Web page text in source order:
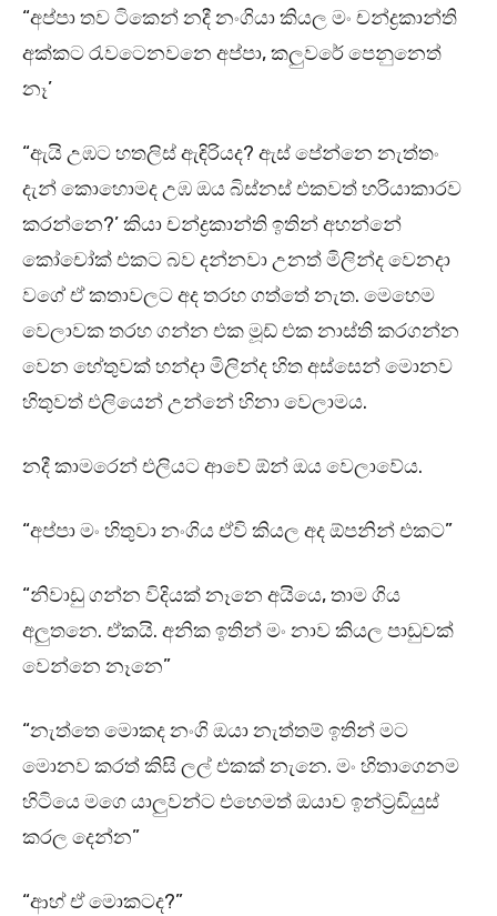
“අප්පා තව ටිකෙන් නදී නංගියා කියල මං චන්ද්‍රකාන්ති
අක්කට රැවටෙනවනෙ අප්පා, කලුවරේ පෙනුනෙත්
නෑ’
“ඇයි උඹට හතලිස් ඇඳිරියද? ඇස් පේන්නෙ නැත්තං
දැන් කොහොමද උඹ ඔය බිස්නස් එකවත් හරියාකාරව
කරන්නෙ?’ කියා චන්ද්‍රකාන්ති ඉතින් අහන්නේ
කෝචෝක් එකට බව දන්නවා උනත් මිලින්ද වෙනදා
වගේ ඒ කතාවලට අද තරහ ගත්තේ නැත. මෙහෙම
වෙලාවක තරහ ගන්න එක මූඩ් එක නාස්ති කරගන්න
වෙන හේතුවක් හන්දා මිලින්ද හිත අස්සෙන් මොනව
හිතුවත් එලියෙන් උන්නේ හිනා වෙලාමය.
නදී කාමරෙන් එලියට ආවේ ඕන් ඔය වෙලාවේය.
“අප්පා මං හිතුවා නංගිය ඒවි කියල අද ඕපනින් එකට”
“නිවාඩු ගන්න විදියක් නෑනෙ අයියෙ, තාම ගිය
අලුතනෙ. ඒකයි. අනික ඉතින් මං නාව කියල පාඩුවක්
වෙන්නෙ නෑනෙ”
“නැත්තෙ මොකද නංගි ඔයා නැත්තම් ඉතින් මට
මොනව කරත් කිසි ලල් එකක් නැනෙ. මං හිතාගෙනම
හිටියෙ මගෙ යාලුවන්ට එහෙමත් ඔයාව ඉන්ට්‍රඩියුස්
කරල දෙන්න”
“ආහ් ඒ මොකටද?”